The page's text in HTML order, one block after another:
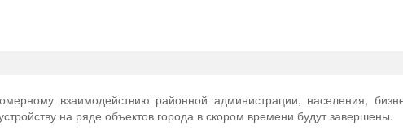
взаимодействию районной администрации, населения,
на ряде объектов города в скором времени будут завершены.